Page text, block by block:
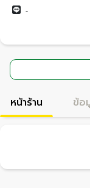
-
หน้าร้าน ข้อ